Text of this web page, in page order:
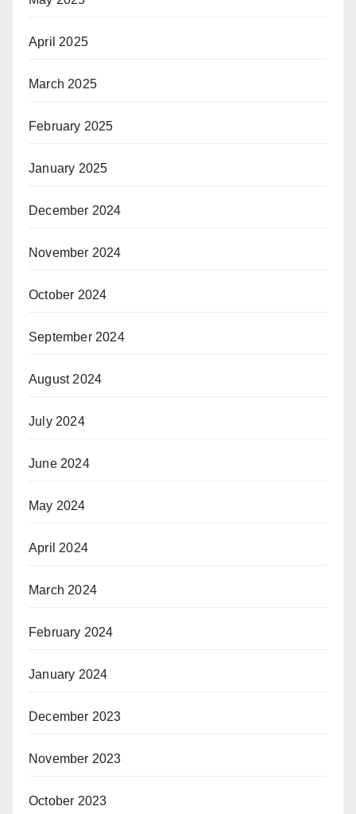
April 2025
March 2025
February 2025
January 2025
December 2024
November 2024
October 2024
September 2024
August 2024
July 2024
June 2024
May 2024
April 2024
March 2024
February 2024
January 2024
December 2023
November 2023
October 2023